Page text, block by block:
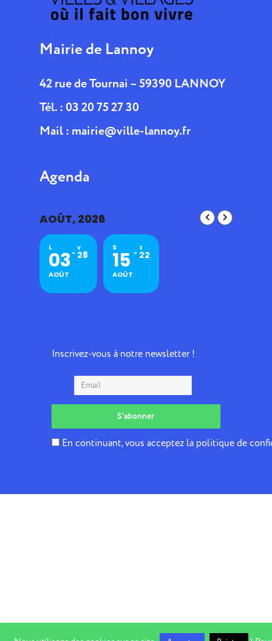
Mairie de Lannoy
42 rue de Tournai – 59390 LANNOY
Tél. : 03 20 75 27 30
Mail : mairie@ville-lannoy.fr
Agenda
AOÛT, 2026
L
03
AOÛT
V
28
S
15
AOÛT
S
22
Inscrivez-vous à notre newsletter !
En continuant, vous acceptez la politique de